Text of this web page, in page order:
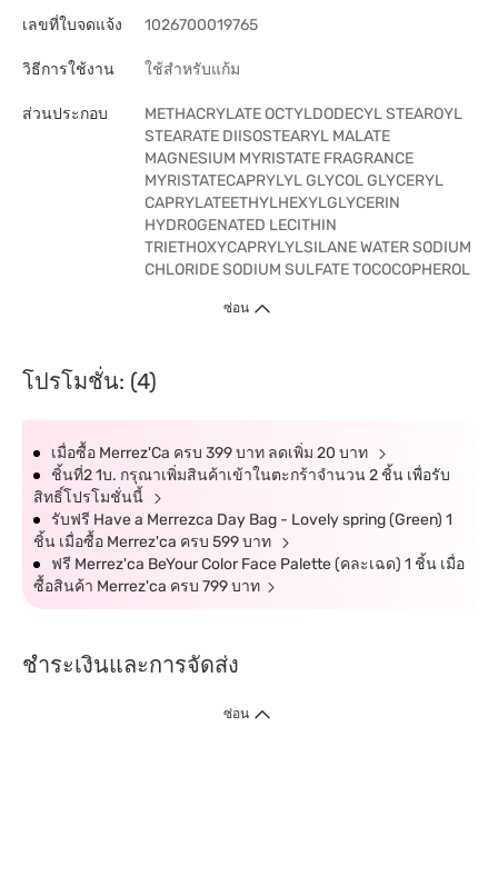
เลขที่ใบจดแจ้ง 1026700019765
วิธีการใช้งาน ใช้สำหรับแก้ม
ส่วนประกอบ
METHACRYLATE OCTYLDODECYL STEAROYL
STEARATE DIISOSTEARYL MALATE
MAGNESIUM MYRISTATE FRAGRANCE
MYRISTATECAPRYLYL GLYCOL GLYCERYL
CAPRYLATEETHYLHEXYLGLYCERIN
HYDROGENATED LECITHIN
TRIETHOXYCAPRYLYLSILANE WATER SODIUM
CHLORIDE SODIUM SULFATE TOCOCOPHEROL
ซ่อน
โปรโมชั่น: (4)
เมื่อซื้อ Merrez'Ca ครบ 399 บาท ลดเพิ่ม 20 บาท
ชิ้นที่2 1บ. กรุณาเพิ่มสินค้าเข้าในตะกร้าจำนวน 2 ชิ้น เพื่อรับ
สิทธิ์โปรโมชั่นนี้
รับฟรี Have a Merrezca Day Bag - Lovely spring (Green) 1
ชิ้น เมื่อซื้อ Merrez'ca ครบ 599 บาท
ฟรี Merrez'ca BeYour Color Face Palette (คละเฉด) 1 ชิ้น เมื่อ
ซื้อสินค้า Merrez'ca ครบ 799 บาท
ชำระเงินและการจัดส่ง
ซ่อน